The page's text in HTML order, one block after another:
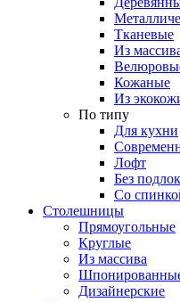
Тканевые
Из
Кожаные
Из
По типу
Для кухни
Лофт
Без
Со
Столешницы
Прямоугольные
Круглые
Из массива
Дизайнерские